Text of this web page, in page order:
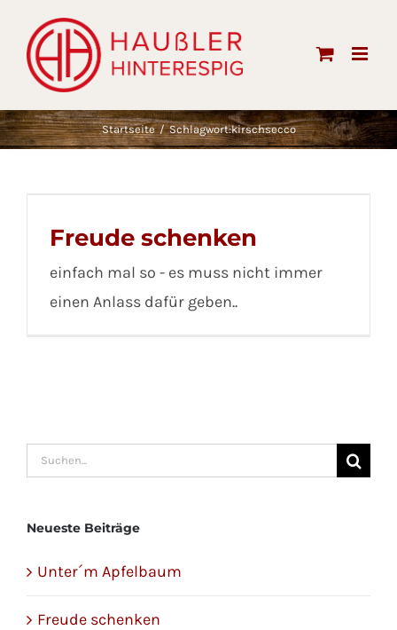
content
Startseite Schlagwort:kirschsecco
Freude schenken
einfach mal so - es muss nicht immer
einen Anlass dafür geben..
Suche
Neueste Beiträge
Unter´m Apfelbaum
Freude schenken